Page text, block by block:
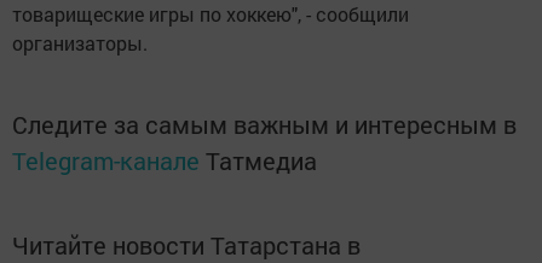
товарищеские игры по хоккею", - сообщили
организаторы.
Следите за самым важным и интересным в
Telegram-канале Татмедиа
Читайте новости Татарстана в